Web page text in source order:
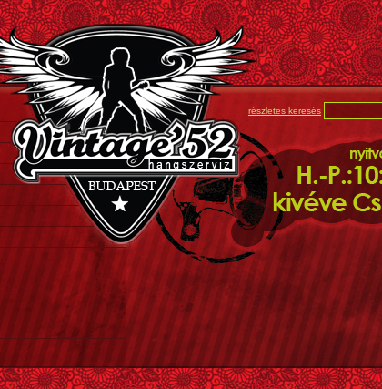
részletes keresés